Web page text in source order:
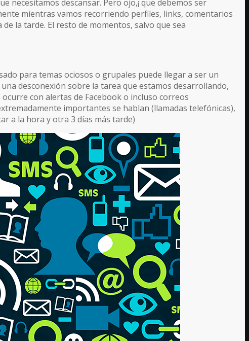
descansar. Pero ojo,¡ que debemos ser
mientras vamos recorriendo perfiles, links, comentarios
la tarde. El resto de momentos, salvo que sea
para temas ociosos o grupales puede llegar a ser un
desconexión sobre la tarea que estamos desarrollando,
con alertas de Facebook o incluso correos
importantes se hablan (llamadas telefónicas),
a la hora y otra 3 días más tarde)